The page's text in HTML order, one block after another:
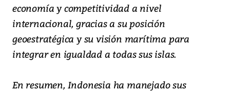
economía y competitividad a nivel
internacional, gracias a su posición
geoestratégica y su visión marítima para
integrar en igualdad a todas sus islas.
En resumen, Indonesia ha manejado sus